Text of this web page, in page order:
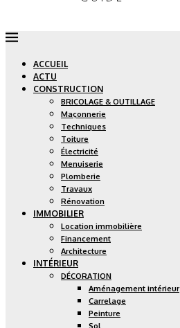
ACCUEIL
ACTU
CONSTRUCTION
BRICOLAGE & OUTILLAGE
Maçonnerie
Techniques
Toiture
Électricité
Menuiserie
Plomberie
Travaux
Rénovation
IMMOBILIER
Location immobilière
Financement
Architecture
INTÉRIEUR
DÉCORATION
Aménagement intérieur
Carrelage
Peinture
Sol